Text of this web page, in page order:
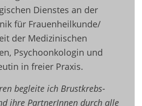
Dienstes an der
für Frauenheilkunde/
der Medizinischen
Psychoonkologin und
in freier Praxis.
begleite ich Brustkrebs-
ihre PartnerInnen durch alle